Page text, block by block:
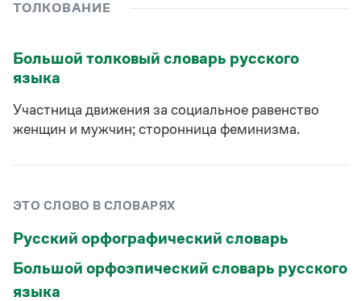
Словари русского языка как государственного
Справочники
Правила русской орфографии и пунктуации
Русский язык. Краткий теоретический курс
Справочник по фразеологии
Словарь-справочник непростые слова
Управление в русском языке
Правила русской орфографии и пунктуации
ТОЛКОВАНИЕ
Большой толковый словарь русского
языка
Участница движения за социальное равенство
женщин и мужчин; сторонница феминизма.
ЭТО СЛОВО В СЛОВАРЯХ
Русский орфографический словарь
Большой орфоэпический словарь русского
языка